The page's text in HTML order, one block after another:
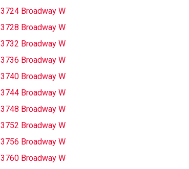
3724 Broadway W
3728 Broadway W
3732 Broadway W
3736 Broadway W
3740 Broadway W
3744 Broadway W
3748 Broadway W
3752 Broadway W
3756 Broadway W
3760 Broadway W